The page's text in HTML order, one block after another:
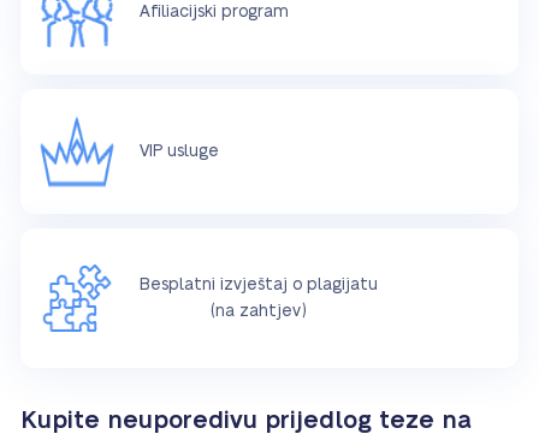
Afiliacijski program
VIP usluge
Besplatni izvještaj o plagijatu
(na zahtjev)
Kupite neuporedivu prijedlog teze na